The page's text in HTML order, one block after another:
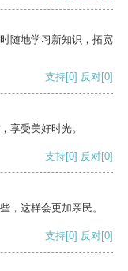
随地学习新知识，拓宽
支持[0] 反对[0]
享受美好时光。
支持[0] 反对[0]
，这样会更加亲民。
支持[0] 反对[0]